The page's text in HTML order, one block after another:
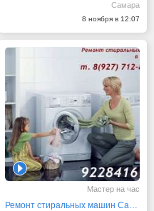
Самара
8 ноября в 12:07
1
Мастер на час
Ремонт стиральных машин Самара